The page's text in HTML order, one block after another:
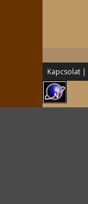
Kapcsolat |